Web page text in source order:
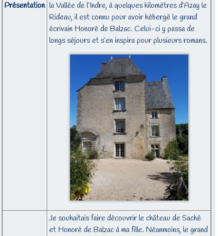
Présentation la Vallée de l’Indre, à quelques kilomètres d’Azay le
Rideau, il est connu pour avoir hébergé le grand
écrivain Honoré de Balzac. Celui-ci y passa de
longs séjours et s’en inspira pour plusieurs romans.
Je souhaitais faire découvrir le château de Saché
et Honoré de Balzac à ma fille. Néanmoins, le grand